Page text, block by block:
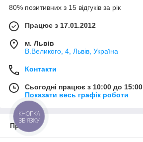
80% позитивних з 15 відгуків за рік
Працює з 17.01.2012
м. Львів
В.Великого, 4, Львів, Україна
Контакти
Сьогодні працює з 10:00 до 15:00
Показати весь графік роботи
Про нас
КНОПКА
ЗВ'ЯЗКУ